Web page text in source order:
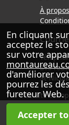
À propos
815
St-
Ce site est
En cliquant
acceptez le
sur votre
d'améliorer
pourrez les
fureteur Web.
Accepter